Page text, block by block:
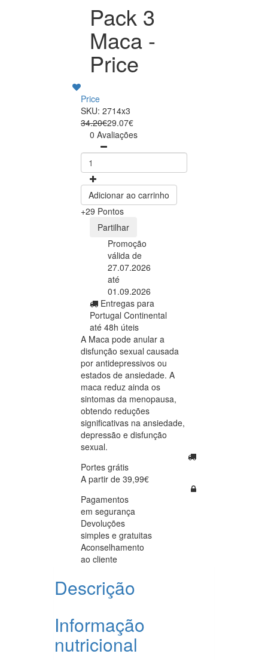
Pack 3
Maca -
Price
Price
SKU: 2714x3
34.20€29.07€
0 Avaliações
Adicionar ao carrinho
+29 Pontos
Partilhar
Promoção
válida de
27.07.2026
até
01.09.2026
Entregas para
Portugal Continental
até 48h úteis
A Maca pode anular a
disfunção sexual causada
por antidepressivos ou
estados de ansiedade. A
maca reduz ainda os
sintomas da menopausa,
obtendo reduções
significativas na ansiedade,
depressão e disfunção
sexual.
Portes grátis
A partir de 39,99€
Pagamentos
em segurança
Devoluções
simples e gratuitas
Aconselhamento
ao cliente
Descrição
Informação
nutricional